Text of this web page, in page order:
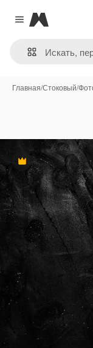
Close menu
Magnific
Главная/Стоковый/
Премиум